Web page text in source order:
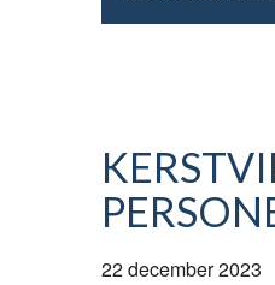
22 december 2023